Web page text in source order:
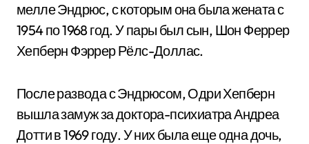
мелле Эндрюс, с которым она была жената с
1954 по 1968 год. У пары был сын, Шон Феррер
Хепберн Фэррер Рёлс-Доллас.
После развода с Эндрюсом, Одри Хепберн
вышла замуж за доктора-психиатра Андреа
Дотти в 1969 году. У них была еще одна дочь,